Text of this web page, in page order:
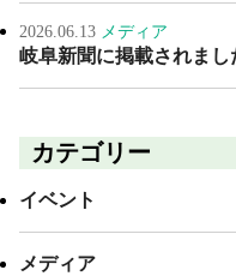
2026.06.13 メディア
岐阜新聞に掲載されま
カテゴリー
イベント
メディア